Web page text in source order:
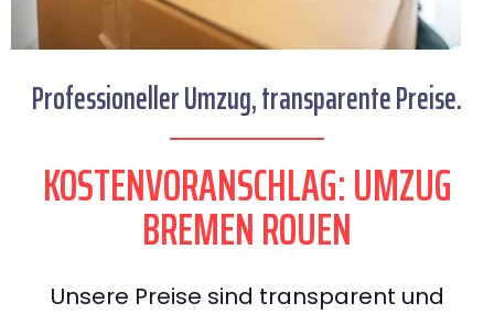
Professioneller Umzug, transparente Preise.
KOSTENVORANSCHLAG: UMZUG
BREMEN ROUEN
Unsere Preise sind transparent und